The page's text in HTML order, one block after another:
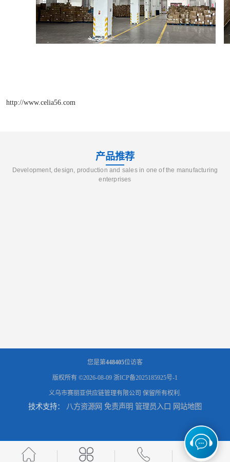
http://www.celia56.com
产品推荐
Development, design, production and sales in one of the manufacturing
enterprises
您是第448405位访客
版权所有 ©2026-08-09 浙ICP备2025185925号-1
义乌市赛丽亚供应链管理有限公司 保留所有权利.
技术支持： 八方资源网 免责声明 管理员入口 网站地图